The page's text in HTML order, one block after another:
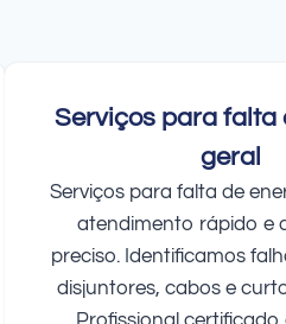
Serviços para falta
geral
Serviços para falta de
atendimento rápido e
preciso. Identificamos
disjuntores, cabos e